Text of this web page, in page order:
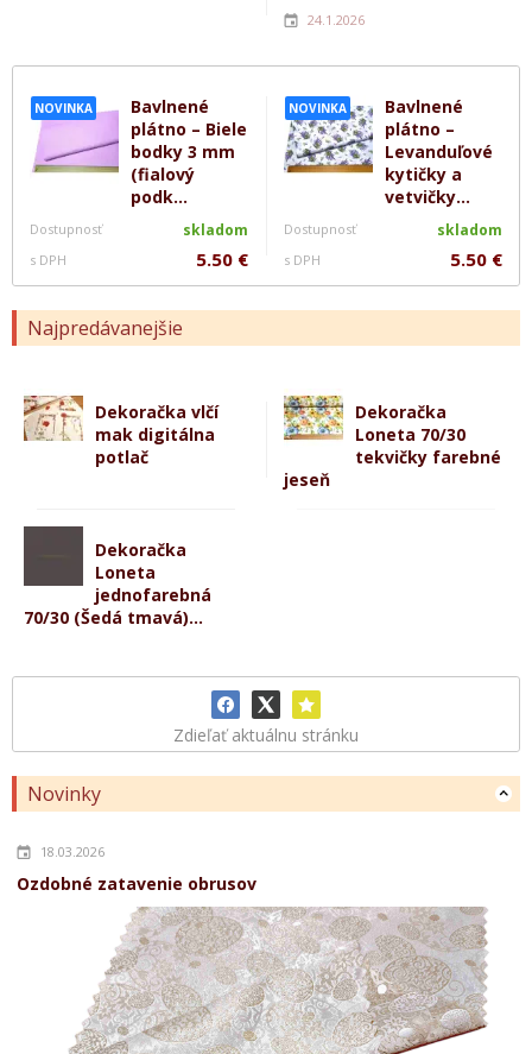
NOVINKA
Bavlnené
plátno – Biele
bodky 3 mm
(fialový
podk...
Dostupnosť skladom
s DPH 5.50 €
NOVINKA
Bavlnené
plátno –
Levanduľové
kytičky a
vetvičky...
Dostupnosť skladom
s DPH 5.50 €
Najpredávanejšie
Dekoračka vlčí
mak digitálna
potlač
Dekoračka
Loneta 70/30
tekvičky farebné
jeseň
Dekoračka
Loneta
jednofarebná
70/30 (Šedá tmavá)...
Zdieľať aktuálnu stránku
Novinky
18.03.2026
Ozdobné zatavenie obrusov
24.1.2026